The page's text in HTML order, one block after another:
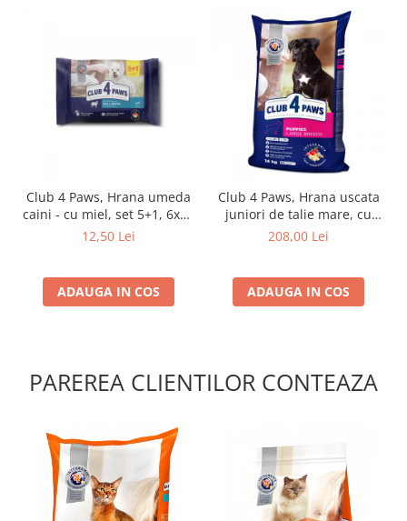
Club 4 Paws, Hrana umeda
caini - cu miel, set 5+1, 6x80
g
12,50 Lei
ADAUGA IN COS
Club 4 Paws, Hrana uscata
juniori de talie mare, cu
pui, 14kg
208,00 Lei
ADAUGA IN COS
PAREREA CLIENTILOR CONTEAZA